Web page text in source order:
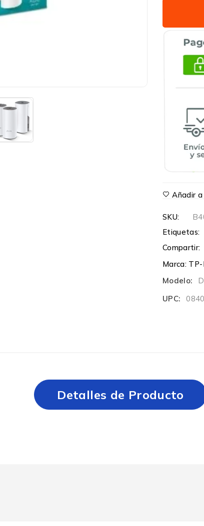
Añadir
SKU:
Etiquetas:
Compartir:
Marca: TP-
Modelo:
UPC:
Detalles de Producto